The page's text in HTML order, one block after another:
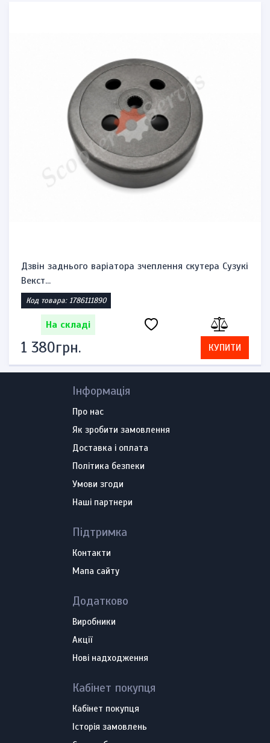
Комплект замків запалювання, бензобака та
сидіння Suzuk...
Код товара: 1785860521
На складі
2 392грн. КУПИТИ
Інформація
Про нас
Як зробити замовлення
Доставка і оплата
Політика безпеки
Умови згоди
Наші партнери
Підтримка
Контакти
Мапа сайту
Додатково
Виробники
Акції
Нові надходження
Кабінет покупця
Кабінет покупця
Історія замовлень